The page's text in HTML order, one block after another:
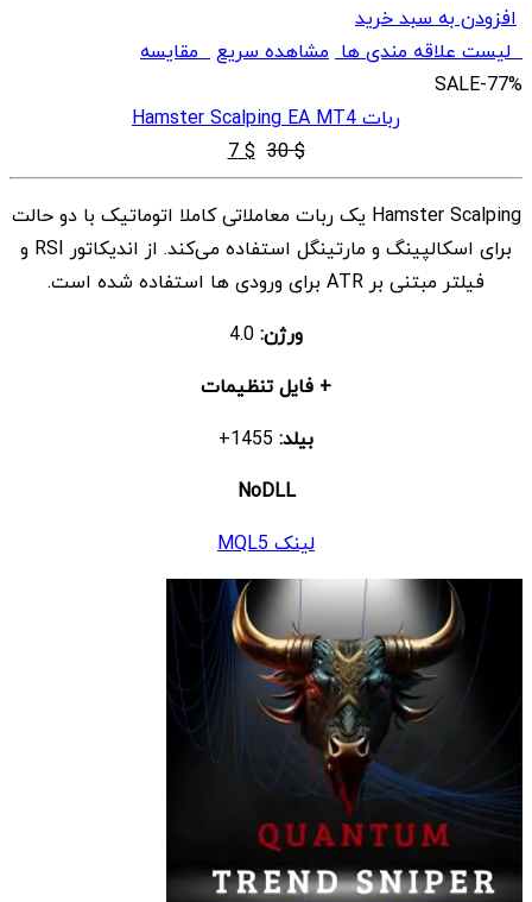
افزودن به سبد خرید
لیست علاقه مندی ها مشاهده سریعمقایسه
SALE-77%
ربات Hamster Scalping EA MT4
$
30
قیمت
اصلی
$ 30
بود.
$
7 قیمت
فعلی
$ 7
است.
Hamster Scalping یک ربات معاملاتی کاملا اتوماتیک با دو حالت
برای اسکالپینگ و مارتینگل استفاده می‌کند. از اندیکاتور RSI و
فیلتر مبتنی بر ATR برای ورودی ها استفاده شده است.
ورژن:
+ فایل تنظیمات
بیلد:
NoDLL
لینک MQL5